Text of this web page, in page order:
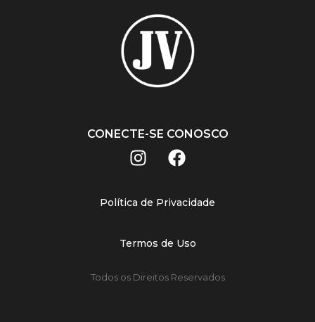
CONECTE-SE CONOSCO
Política de Privacidade
Termos de Uso
Todos os Direitos Reservados